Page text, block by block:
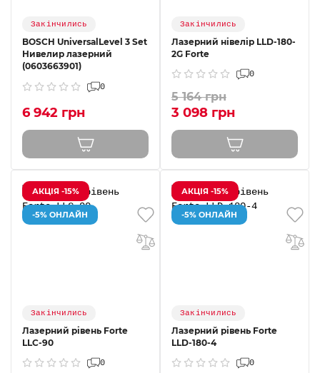
Закінчились
BOSCH UniversalLevel 3 Set
Нивелир лазерний
(0603663901)
0
6 942 грн
Закінчились
Лазерний нівелір LLD-180-
2G Forte
0
5 164 грн
3 098 грн
АКЦІЯ -15%
-5% ОНЛАЙН
Закінчились
Лазерний рівень Forte
LLC-90
0
АКЦІЯ -15%
-5% ОНЛАЙН
Закінчились
Лазерний рівень Forte
LLD-180-4
0